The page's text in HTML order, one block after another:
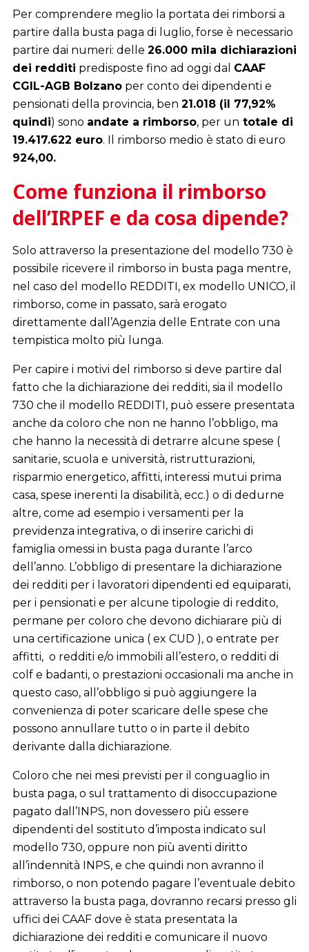
Per comprendere meglio la portata dei rimborsi a
partire dalla busta paga di luglio, forse è necessario
partire dai numeri: delle 26.000 mila dichiarazioni
dei redditi predisposte fino ad oggi dal CAAF
CGIL-AGB Bolzanoper conto dei dipendenti e
pensionati della provincia, ben 21.018 (il 77,92%
quindi) sono andate a rimborso, per un totale di
19.417.622 euro. Il rimborso medio è stato di euro
924,00.
Come funziona il rimborso
dell’IRPEF e da cosa dipende?
Solo attraverso la presentazione del modello 730 è
possibile ricevere il rimborso in busta paga mentre,
nel caso del modello REDDITI, ex modello UNICO, il
rimborso, come in passato, sarà erogato
direttamente dall’Agenzia delle Entrate con una
tempistica molto più lunga.
Per capire i motivi del rimborso si deve partire dal
fatto che la dichiarazione dei redditi, sia il modello
730 che il modello REDDITI, può essere presentata
anche da coloro che non ne hanno l’obbligo, ma
che hanno la necessità di detrarre alcune spese (
sanitarie, scuola e università, ristrutturazioni,
risparmio energetico, affitti, interessi mutui prima
casa, spese inerenti la disabilità, ecc.) o di dedurne
altre, come ad esempio i versamenti per la
previdenza integrativa, o di inserire carichi di
famiglia omessi in busta paga durante l’arco
dell’anno. L’obbligo di presentare la dichiarazione
dei redditi per i lavoratori dipendenti ed equiparati,
per i pensionati e per alcune tipologie di reddito,
permane per coloro che devono dichiarare più di
una certificazione unica ( ex CUD ), o entrate per
affitti, o redditi e/o immobili all’estero, o redditi di
colf e badanti, o prestazioni occasionali ma anche in
questo caso, all’obbligo si può aggiungere la
convenienza di poter scaricare delle spese che
possono annullare tutto o in parte il debito
derivante dalla dichiarazione.
Coloro che nei mesi previsti per il conguaglio in
busta paga, o sul trattamento di disoccupazione
pagato dall’INPS, non dovessero più essere
dipendenti del sostituto d’imposta indicato sul
modello 730, oppure non più aventi diritto
all’indennità INPS, e che quindi non avranno il
rimborso, o non potendo pagare l’eventuale debito
attraverso la busta paga, dovranno recarsi presso gli
uffici dei CAAF dove è stata presentata la
dichiarazione dei redditi e comunicare il nuovo